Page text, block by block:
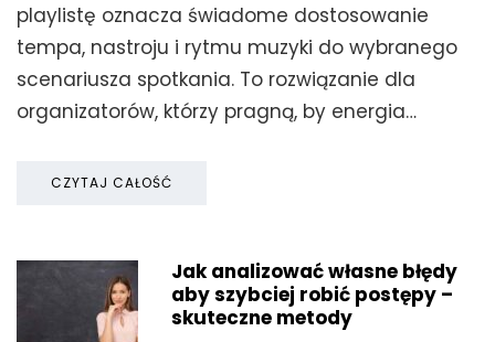
playlistę oznacza świadome dostosowanie
tempa, nastroju i rytmu muzyki do wybranego
scenariusza spotkania. To rozwiązanie dla
organizatorów, którzy pragną, by energia…
CZYTAJ CAŁOŚĆ
Jak analizować własne błędy
aby szybciej robić postępy –
skuteczne metody